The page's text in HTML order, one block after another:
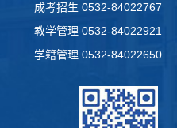
成考招生 0532-84022767
教学管理 0532-84022921
学籍管理 0532-84022650